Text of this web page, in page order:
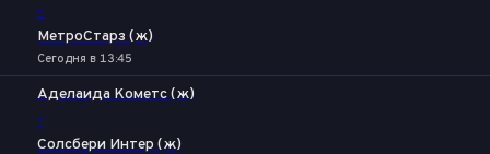
-
МетроСтарз (ж)
Сегодня в 13:45
Аделаида Кометс (ж)
-
Солсбери Интер (ж)